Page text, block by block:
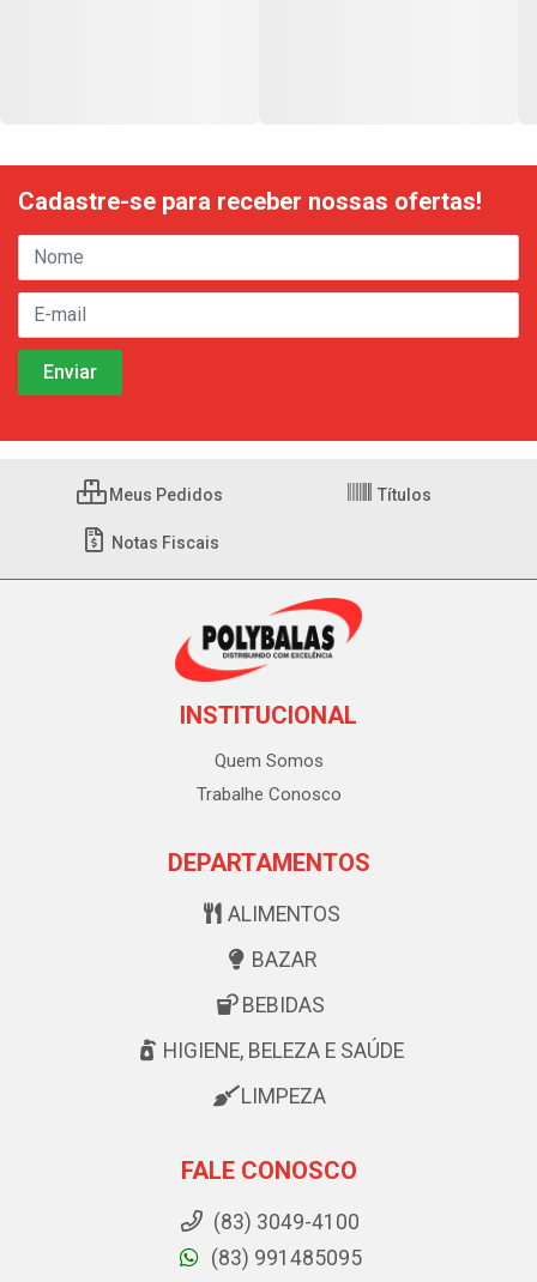
Cadastre-se para receber nossas ofertas!
Meus Pedidos Títulos
Notas Fiscais
INSTITUCIONAL
Quem Somos
Trabalhe Conosco
DEPARTAMENTOS
ALIMENTOS
BAZAR
BEBIDAS
HIGIENE, BELEZA E SAÚDE
LIMPEZA
FALE CONOSCO
(83) 3049-4100
(83) 991485095